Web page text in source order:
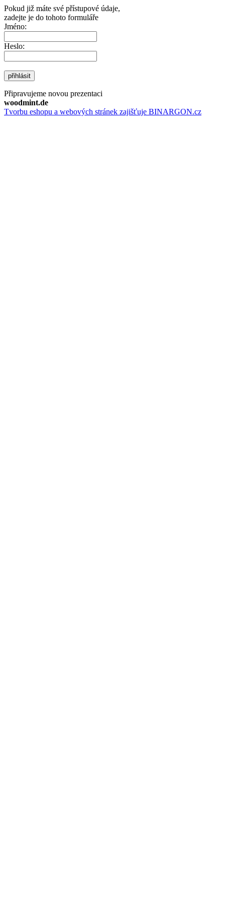
Pokud již máte své přístupové údaje,
zadejte je do tohoto formuláře
Jméno:
Heslo:
přihlásit
Připravujeme novou prezentaci
woodmint.de
Tvorbu eshopu a webových stránek zajišťuje BINARGON.cz